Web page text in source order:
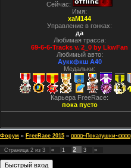
Сейчас:
Имя:
xaM144
Управление в гонках:
да
Любимая трасса:
69-6-6-Tracks v. 2_0 by LkwFan
Любимый авто:
Ауккфкш А40
Медальки:
Карьера FreeRace:
пока пусто
Форум » FreeRace 2015 » ◘◘◘◘~Покатушки~◘◘◘◘
Страница 2 из 3 « 1 2 3 »